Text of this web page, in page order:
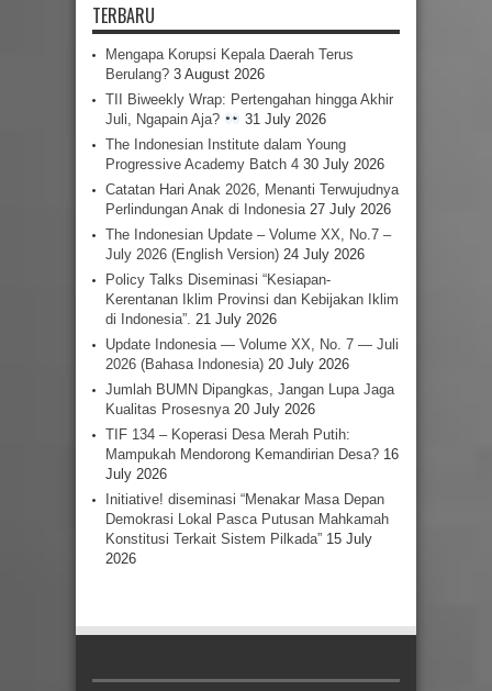
TERBARU
Mengapa Korupsi Kepala Daerah Terus
Berulang? 3 August 2026
TII Biweekly Wrap: Pertengahan hingga Akhir
Juli, Ngapain Aja?
31 July 2026
The Indonesian Institute dalam Young
Progressive Academy Batch 4 30 July 2026
Catatan Hari Anak 2026, Menanti Terwujudnya
Perlindungan Anak di Indonesia 27 July 2026
The Indonesian Update – Volume XX, No.7 –
July 2026 (English Version) 24 July 2026
Policy Talks Diseminasi “Kesiapan-
Kerentanan Iklim Provinsi dan Kebijakan Iklim
di Indonesia”. 21 July 2026
Update Indonesia — Volume XX, No. 7 — Juli
2026 (Bahasa Indonesia) 20 July 2026
Jumlah BUMN Dipangkas, Jangan Lupa Jaga
Kualitas Prosesnya 20 July 2026
TIF 134 – Koperasi Desa Merah Putih:
Mampukah Mendorong Kemandirian Desa? 16
July 2026
Initiative! diseminasi “Menakar Masa Depan
Demokrasi Lokal Pasca Putusan Mahkamah
Konstitusi Terkait Sistem Pilkada” 15 July
2026